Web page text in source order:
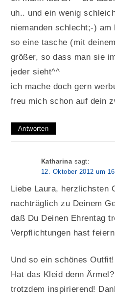
uh.. und ein wenig
niemanden schlecht;-)
so eine tasche (mit
größer, so dass man sie
jeder sieht^^
ich mache doch gern
freu mich schon auf dein
Antworten
Katharina sagt:
12. Oktober 2012 um
Liebe Laura, herzlichsten
nachträglich zu Deinem
daß Du Deinen Ehrentag
Verpflichtungen hast
Und so ein schönes
Hat das Kleid denn
trotzdem inspirierend!